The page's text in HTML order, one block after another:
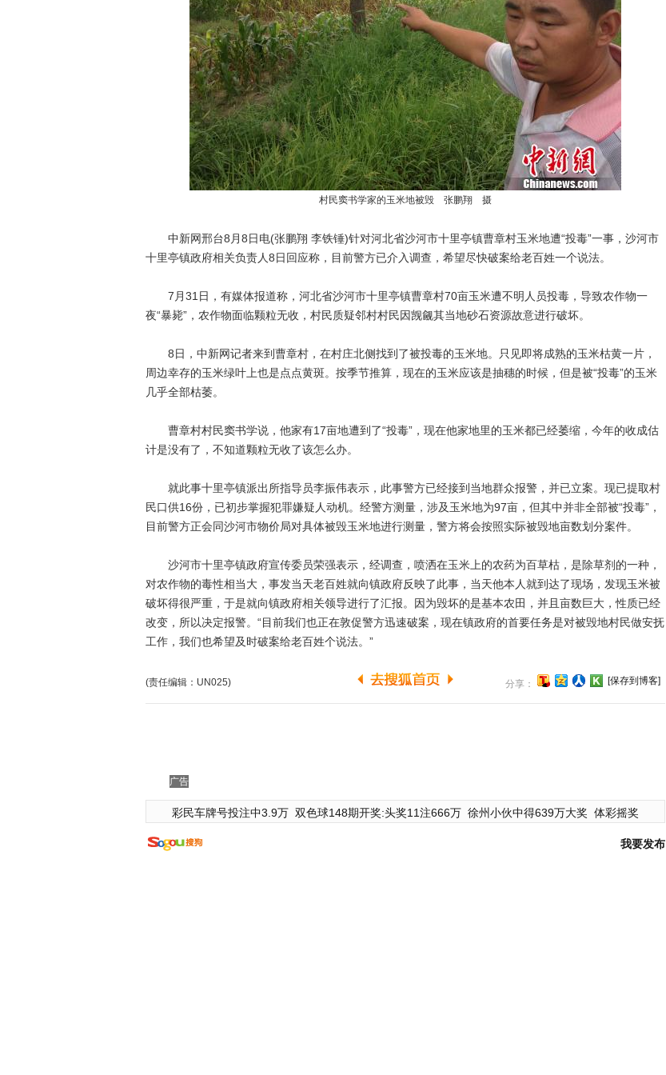
村民窦书学家的玉米地被毁 张鹏翔 摄
中新网邢台8月8日电(张鹏翔 李铁锤)针对河北省沙河市十里亭镇曹章村玉米地遭“投毒”一事，沙河市
十里亭镇政府相关负责人8日回应称，目前警方已介入调查，希望尽快破案给老百姓一个说法。
7月31日，有媒体报道称，河北省沙河市十里亭镇曹章村70亩玉米遭不明人员投毒，导致农作物一
夜“暴毙”，农作物面临颗粒无收，村民质疑邻村村民因觊觎其当地砂石资源故意进行破坏。
8日，中新网记者来到曹章村，在村庄北侧找到了被投毒的玉米地。只见即将成熟的玉米枯黄一片，
周边幸存的玉米绿叶上也是点点黄斑。按季节推算，现在的玉米应该是抽穗的时候，但是被“投毒”的玉米
几乎全部枯萎。
曹章村村民窦书学说，他家有17亩地遭到了“投毒”，现在他家地里的玉米都已经萎缩，今年的收成估
计是没有了，不知道颗粒无收了该怎么办。
就此事十里亭镇派出所指导员李振伟表示，此事警方已经接到当地群众报警，并已立案。现已提取村
民口供16份，已初步掌握犯罪嫌疑人动机。经警方测量，涉及玉米地为97亩，但其中并非全部被“投毒”，
目前警方正会同沙河市物价局对具体被毁玉米地进行测量，警方将会按照实际被毁地亩数划分案件。
沙河市十里亭镇政府宣传委员荣强表示，经调查，喷洒在玉米上的农药为百草枯，是除草剂的一种，
对农作物的毒性相当大，事发当天老百姓就向镇政府反映了此事，当天他本人就到达了现场，发现玉米被
破坏得很严重，于是就向镇政府相关领导进行了汇报。因为毁坏的是基本农田，并且亩数巨大，性质已经
改变，所以决定报警。“目前我们也正在敦促警方迅速破案，现在镇政府的首要任务是对被毁地村民做安抚
工作，我们也希望及时破案给老百姓个说法。”
(责任编辑：UN025) 分享： [保存到博客]
广告
彩民车牌号投注中3.9万 双色球148期开奖:头奖11注666万 徐州小伙中得639万大奖 体彩摇奖
我要发布